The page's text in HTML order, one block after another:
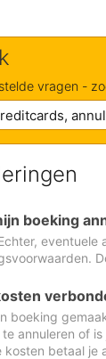
vragen -
boeking
boeking
annuleren of
kosten betaal je